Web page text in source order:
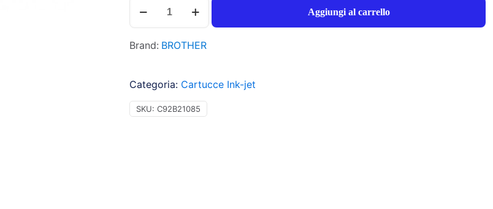
LC127XLBK
inchiostro
MFC
J4510DW
(1.200pg)
Aggiungi al carrello
Brand: BROTHER
Categoria: Cartucce Ink-jet
SKU:C92B21085